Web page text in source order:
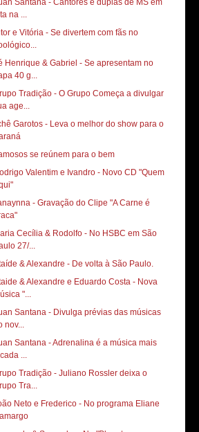
Santana - Cantores e duplas de MS em
na ...
e Vitória - Se divertem com fãs no
Henrique & Gabriel - Se apresentam no
40 g...
Tradição - O Grupo Começa a divulgar
age...
Garotos - Leva o melhor do show para o
se reúnem para o bem
Valentim e Ivandro - Novo CD "Quem
- Gravação do Clipe "A Carne é
Cecília & Rodolfo - No HSBC em São
27/...
& Alexandre - De volta à São Paulo.
& Alexandre e Eduardo Costa - Nova
"...
Santana - Divulga prévias das músicas
nov...
Santana - Adrenalina é a música mais
...
Tradição - Juliano Rossler deixa o
Tra...
Neto e Frederico - No programa Eliane